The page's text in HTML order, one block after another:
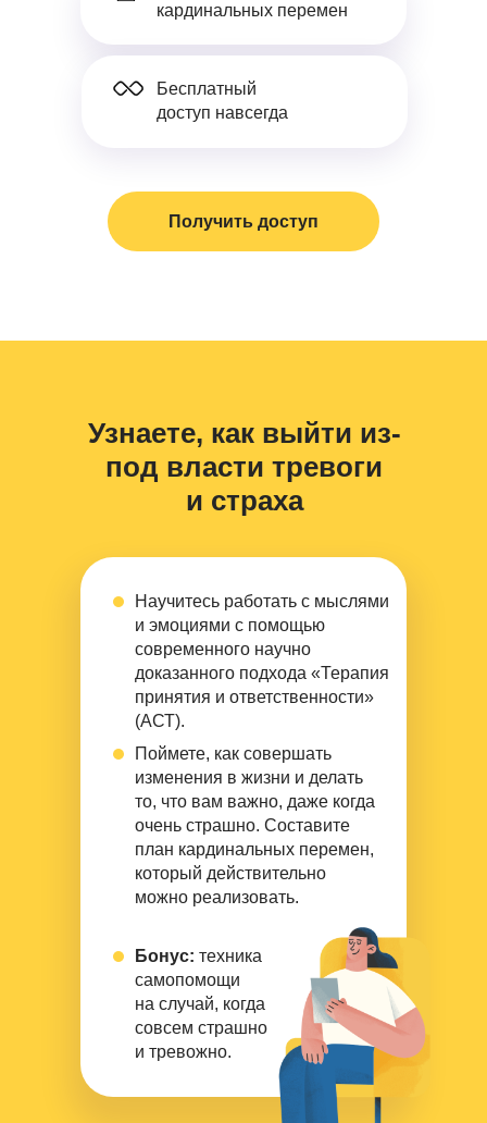
кардинальных перемен
Бесплатный
доступ навсегда
Получить доступ
Узнаете, как выйти из-
под власти тревоги
и страха
Научитесь работать с мыслями
и эмоциями с помощью
современного научно
доказанного подхода «Терапия
принятия и ответственности»
(АСТ).
Поймете, как совершать
изменения в жизни и делать
то, что вам важно, даже когда
очень страшно. Составите
план кардинальных перемен,
который действительно
можно реализовать.
Бонус: техника
самопомощи
на случай, когда
совсем страшно
и тревожно.